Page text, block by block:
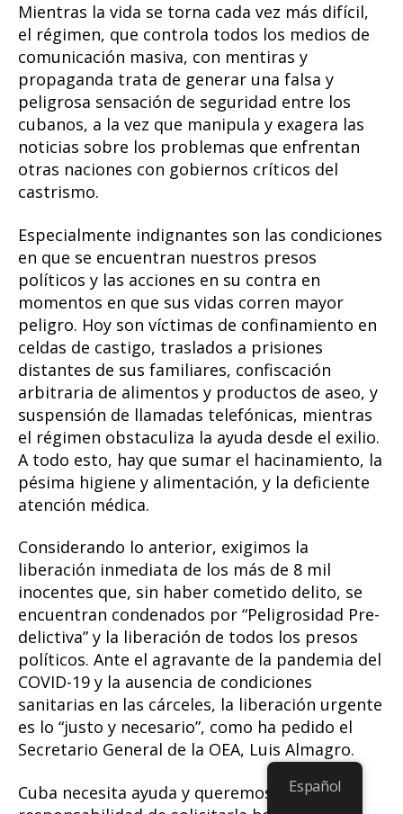
Mientras la vida se torna cada vez más difícil,
el régimen, que controla todos los medios de
comunicación masiva, con mentiras y
propaganda trata de generar una falsa y
peligrosa sensación de seguridad entre los
cubanos, a la vez que manipula y exagera las
noticias sobre los problemas que enfrentan
otras naciones con gobiernos críticos del
castrismo.
Especialmente indignantes son las condiciones
en que se encuentran nuestros presos
políticos y las acciones en su contra en
momentos en que sus vidas corren mayor
peligro. Hoy son víctimas de confinamiento en
celdas de castigo, traslados a prisiones
distantes de sus familiares, confiscación
arbitraria de alimentos y productos de aseo, y
suspensión de llamadas telefónicas, mientras
el régimen obstaculiza la ayuda desde el exilio.
A todo esto, hay que sumar el hacinamiento, la
pésima higiene y alimentación, y la deficiente
atención médica.
Considerando lo anterior, exigimos la
liberación inmediata de los más de 8 mil
inocentes que, sin haber cometido delito, se
encuentran condenados por “Peligrosidad Pre-
delictiva” y la liberación de todos los presos
políticos. Ante el agravante de la pandemia del
COVID-19 y la ausencia de condiciones
sanitarias en las cárceles, la liberación urgente
es lo “justo y necesario”, como ha pedido el
Secretario General de la OEA, Luis Almagro.
Cuba necesita ayuda y queremos tomar la
Español